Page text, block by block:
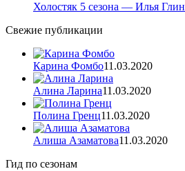
Холостяк 5 сезона — Илья
Свежие публикации
Карина Фомбо11.03.2020
Алина Ларина11.03.2020
Полина Гренц11.03.2020
Алиша Азаматова11.03.2020
Гид по сезонам